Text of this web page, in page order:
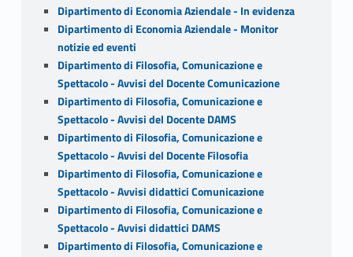
Dipartimento di Economia Aziendale - In evidenza
Dipartimento di Economia Aziendale - Monitor
notizie ed eventi
Dipartimento di Filosofia, Comunicazione e
Spettacolo - Avvisi del Docente Comunicazione
Dipartimento di Filosofia, Comunicazione e
Spettacolo - Avvisi del Docente DAMS
Dipartimento di Filosofia, Comunicazione e
Spettacolo - Avvisi del Docente Filosofia
Dipartimento di Filosofia, Comunicazione e
Spettacolo - Avvisi didattici Comunicazione
Dipartimento di Filosofia, Comunicazione e
Spettacolo - Avvisi didattici DAMS
Dipartimento di Filosofia, Comunicazione e